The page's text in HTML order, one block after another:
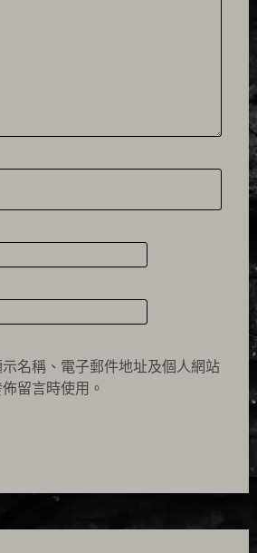
名稱、電子郵件地址及個人網站
留言時使用。